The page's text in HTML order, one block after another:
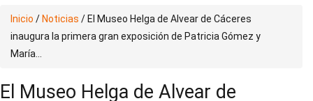
Inicio / Noticias / El Museo Helga de Alvear de Cáceres
inaugura la primera gran exposición de Patricia Gómez y
María...
El Museo Helga de Alvear de